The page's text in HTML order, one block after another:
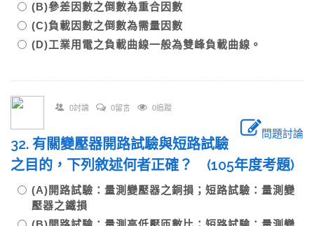
(B)參差因數之倒數為重合因數
(C)負載因數之倒數為需量因數
(D)工業用電之負載曲線一般為雙峰負載曲線。
0討論 0留言 0追蹤
問題討論
32. 有關變壓器開路試驗與短路試驗
之目的，下列敘述何者正確？ (105年度考題)
(A)開路試驗：量測變壓器之銅損；短路試驗：量測變
壓器之鐵損